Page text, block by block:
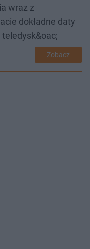
wraz z
dokładne daty
Zobacz